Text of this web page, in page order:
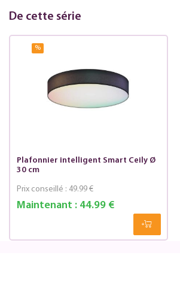
De cette série
%
Plafonnier intelligent Smart Ceily Ø
30 cm
Maintenant :44.99 €
Prix conseillé : 49.99 €